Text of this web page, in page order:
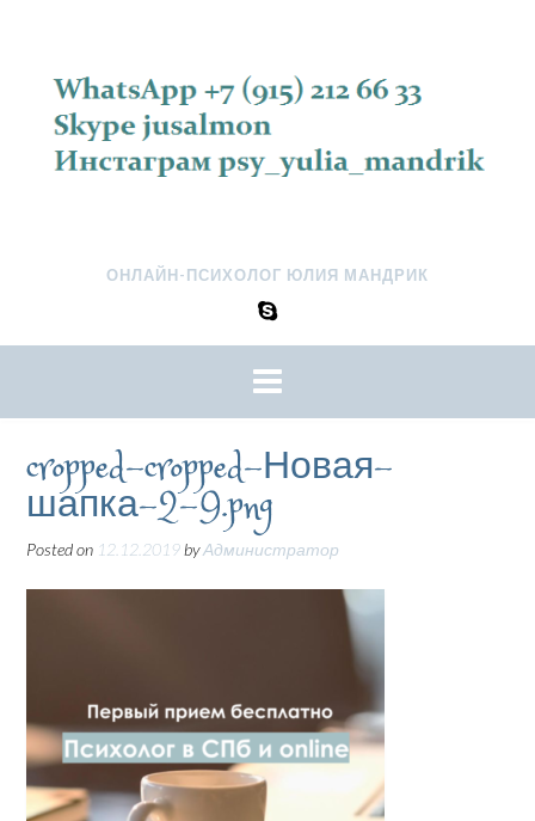
ОНЛАЙН-ПСИХОЛОГ ЮЛИЯ МАНДРИК
cropped-cropped-Новая-
шапка-2-9.png
Posted on 12.12.2019byАдминистратор